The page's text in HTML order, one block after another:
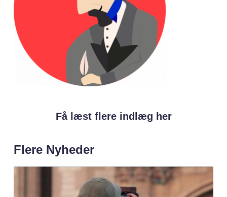
Få læst flere indlæg her
Flere Nyheder